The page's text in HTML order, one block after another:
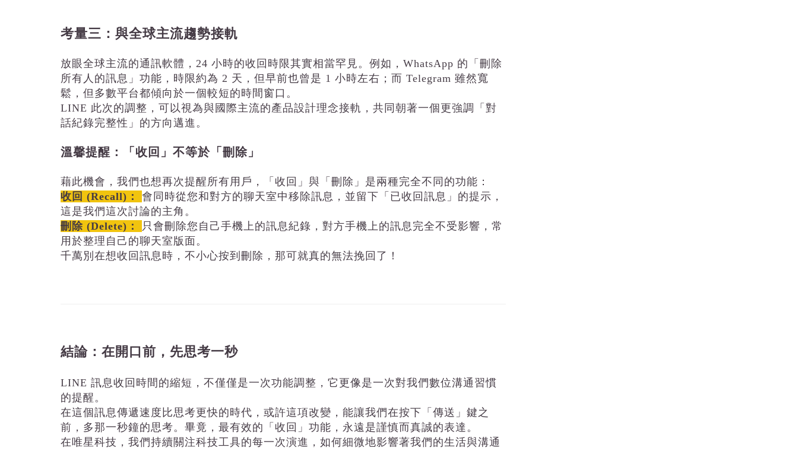
考量三：與全球主流趨勢接軌
放眼全球主流的通訊軟體，24 小時的收回時限其實相當罕見。例如，WhatsApp 的「刪除
所有人的訊息」功能，時限約為 2 天，但早前也曾是 1 小時左右；而 Telegram 雖然寬
鬆，但多數平台都傾向於一個較短的時間窗口。
LINE 此次的調整，可以視為與國際主流的產品設計理念接軌，共同朝著一個更強調「對
話紀錄完整性」的方向邁進。
溫馨提醒：「收回」不等於「刪除」
藉此機會，我們也想再次提醒所有用戶，「收回」與「刪除」是兩種完全不同的功能：
收回 (Recall)： 會同時從您和對方的聊天室中移除訊息，並留下「已收回訊息」的提示，
這是我們這次討論的主角。
刪除 (Delete)： 只會刪除您自己手機上的訊息紀錄，對方手機上的訊息完全不受影響，常
用於整理自己的聊天室版面。
千萬別在想收回訊息時，不小心按到刪除，那可就真的無法挽回了！
結論：在開口前，先思考一秒
LINE 訊息收回時間的縮短，不僅僅是一次功能調整，它更像是一次對我們數位溝通習慣
的提醒。
在這個訊息傳遞速度比思考更快的時代，或許這項改變，能讓我們在按下「傳送」鍵之
前，多那一秒鐘的思考。畢竟，最有效的「收回」功能，永遠是謹慎而真誠的表達。
在唯星科技，我們持續關注科技工具的每一次演進，如何細微地影響著我們的生活與溝通